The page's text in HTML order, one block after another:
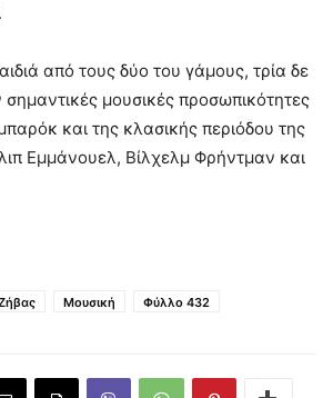
από τους δύο του γάμους, τρία δε
μουσικές προσωπικότητες
και της κλασικής περιόδου της
Εμμάνουελ, Βίλχελμ Φρήντμαν και
Μουσική Φύλλο 432